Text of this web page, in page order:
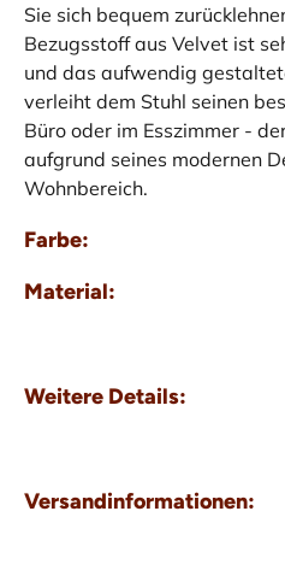
Sie sich bequem
Bezugsstoff aus Velvet ist
und das aufwendig
verleiht dem Stuhl seinen
Büro oder im Esszimmer -
aufgrund seines modernen
Wohnbereich.
Farbe:
Material:
Weitere Details:
Versandinformationen: